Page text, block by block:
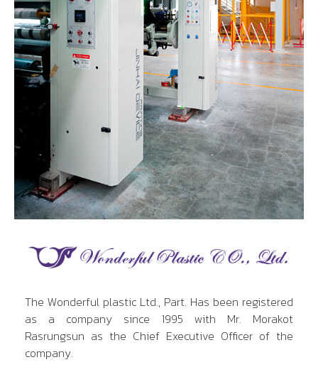
The Wonderful plastic Ltd., Part. Has been registered
as a company since 1995 with Mr. Morakot
Rasrungsun as the Chief Executive Officer of the
company.